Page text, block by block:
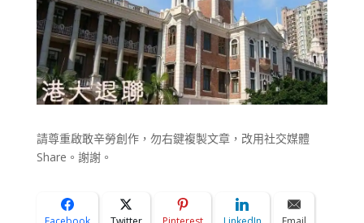
請尊重啟敢辛勞創作，勿右鍵複製文章，改用社交媒體
Share。謝謝。